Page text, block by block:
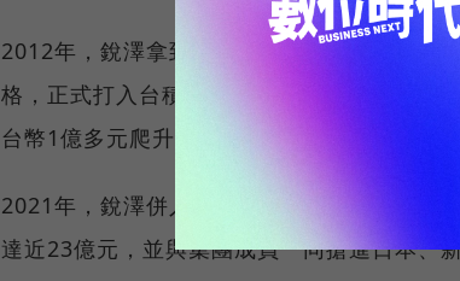
2012年，銳澤拿到台積電主系統工程訂單
格，正式打入台積電供應鏈。2012～2017年
台幣1億多元爬升到約10億元規模。
2021年，銳澤併入聖暉集團旗下，帶來更廣
達近23億元，並與集團成員一同搶進日本、